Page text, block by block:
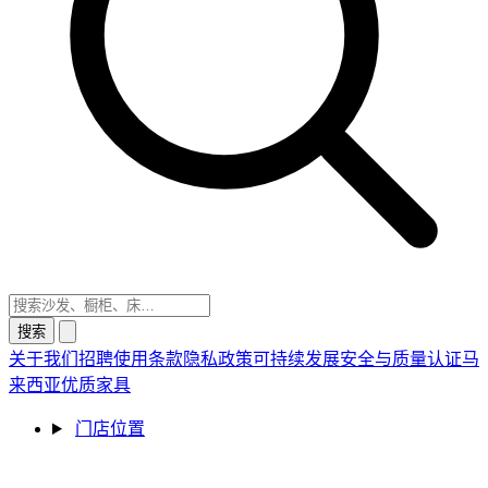
搜索
关于我们 招聘使用条款隐私政策可持续发展安全与质量认证马
来西亚优质家具
门店位置